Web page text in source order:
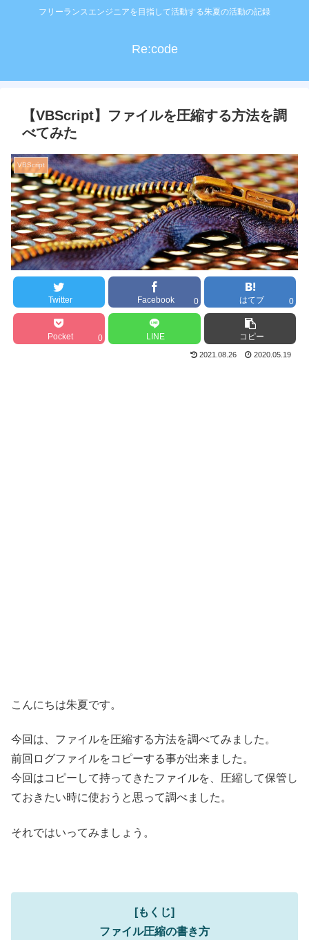
フリーランスエンジニアを目指して活動する朱夏の活動の記録
Re:code
【VBScript】ファイルを圧縮する方法を調
べてみた
VBScript
Twitter Facebook 0 はてブ 0
Pocket 0 LINE コピー
2021.08.26 2020.05.19
こんにちは朱夏です。
今回は、ファイルを圧縮する方法を調べてみました。
前回ログファイルをコピーする事が出来ました。
今回はコピーして持ってきたファイルを、圧縮して保管し
ておきたい時に使おうと思って調べました。
それではいってみましょう。
[もくじ]
ファイル圧縮の書き方